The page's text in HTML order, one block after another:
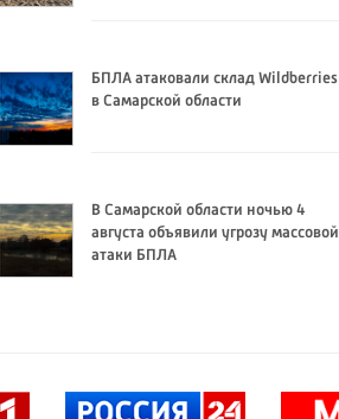
БПЛА атаковали склад Wildberries
в Самарской области
В Самарской области ночью 4
августа объявили угрозу массовой
атаки БПЛА